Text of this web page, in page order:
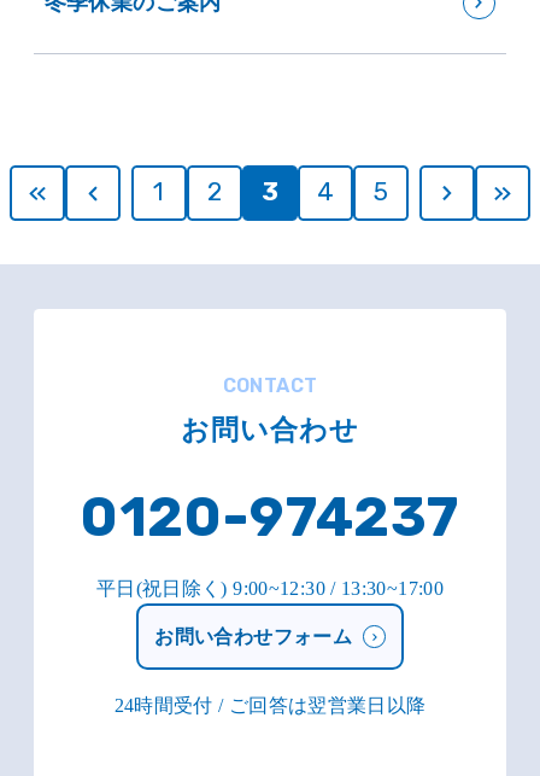
1 2 3 4 5
CONTACT
お問い合わせ
0120-974237
平日(祝日除く) 9:00~12:30 / 13:30~17:00
お問い合わせフォーム
24時間受付 / ご回答は翌営業日以降